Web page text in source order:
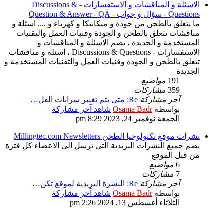
الاسئلة و المناقشات و الاستفسارات - Discussions &
Questions - سؤال و جواب - Question & Answer - QA
ما يتعلق بالطحن من جودة و ميكانيكا و كهرباء و .... اسئلة و
مناقشات تتعلق بالطحن و الجودة وفنيات العمل والتقنيات
المستخدمة و الجديدة ، يضم الاسئلة و المناقشات و
الاستفسارات - Discussions & Questions ، اسئلة و مناقشات
تتعلق بالطحن و الجودة وفنيات العمل والتقنيات المستخدمة و
الجديدة
191 مواضيع
359 مشاركات
آخر مشاركة Re: متى يتم تغيير شرابات الفل…
بواسطةOsama Badr شاهد آخر مشاركة
الجمعة نوفمبر 24, 2023 8:29 pm
نشرات موقع تكنولوجيا الطحن Millingtec.com Newsletters
يضم جميع النشرات البريدية التى ترسل الى الاعضاء كل فترة
من قبل الموقع
6 مواضيع
7 مشاركات
آخر مشاركة Re: النشرة البريدية لموقع تكن…
بواسطةOsama Badr شاهد آخر مشاركة
الثلاثاء أغسطس 13, 2024 2:26 pm